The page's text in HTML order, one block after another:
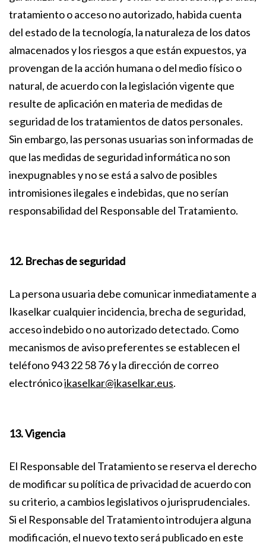
tratamiento o acceso no autorizado, habida cuenta
del estado de la tecnología, la naturaleza de los datos
almacenados y los riesgos a que están expuestos, ya
provengan de la acción humana o del medio físico o
natural, de acuerdo con la legislación vigente que
resulte de aplicación en materia de medidas de
seguridad de los tratamientos de datos personales.
Sin embargo, las personas usuarias son informadas de
que las medidas de seguridad informática no son
inexpugnables y no se está a salvo de posibles
intromisiones ilegales e indebidas, que no serían
responsabilidad del Responsable del Tratamiento.
12. Brechas de seguridad
La persona usuaria debe comunicar inmediatamente a
Ikaselkar cualquier incidencia, brecha de seguridad,
acceso indebido o no autorizado detectado. Como
mecanismos de aviso preferentes se establecen el
teléfono 943 22 58 76 y la dirección de correo
electrónicoikaselkar@ikaselkar.eus.
13. Vigencia
El Responsable del Tratamiento se reserva el derecho
de modificar su política de privacidad de acuerdo con
su criterio, a cambios legislativos o jurisprudenciales.
Si el Responsable del Tratamiento introdujera alguna
modificación, el nuevo texto será publicado en este